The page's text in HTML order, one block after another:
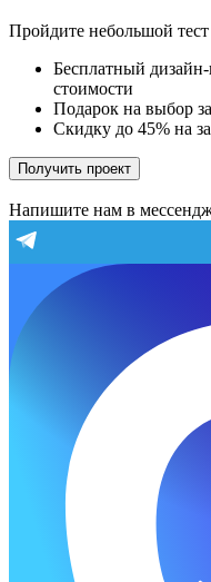
Пройдите небольшой
Бесплатный
стоимости
Подарок на выбор
Скидку до 45% на
Получить проект
Напишите нам в